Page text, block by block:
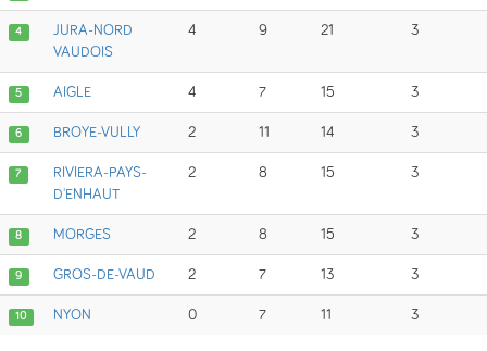
4
JURA-NORD
VAUDOIS
4 9 21 3
5 AIGLE 4 7 15 3
6 BROYE-VULLY 2 11 14 3
7
RIVIERA-PAYS-
D'ENHAUT
2 8 15 3
8 MORGES 2 8 15 3
9 GROS-DE-VAUD 2 7 13 3
10 NYON 0 7 11 3